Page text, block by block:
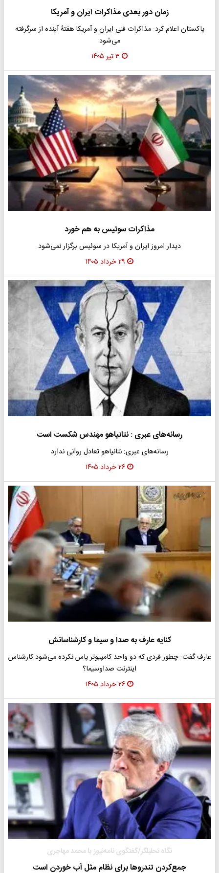
زمان دور بعدی مذاکرات ایران و آمریکا
پاکستان اعلام کرد: مذاکرات فنی ایران و آمریکا هفتۀ آینده از سرگرفته
می‌شود
۳ تیر ۱۴۰۵
مذاکرات سوئیس به هم خورد
دیدار امروز ایران و آمریکا در سوئیس برگزار نمی‌شود
۲۹ خرداد ۱۴۰۵
رسانه‌های عبری : نتانیاهو مهندس شکست است
رسانه‌های عبری: نتانیاهو تعادل روانی ندارد
۲۶ خرداد ۱۴۰۵
کنایه عارف به صدا و سیما و کارشناسانش
عارف گفت: چطور فردی که دو واحد کامپیوتر پاس نکرده می‌شود کارشناس
اینترنت صداوسیما؟
۲۶ خرداد ۱۴۰۵
نگاه تحلیلگر/گفتگوی نامه‌نیوز با محمد مهاجری
جمع‌کردن تندروها برای نظام مثل آب خوردن است